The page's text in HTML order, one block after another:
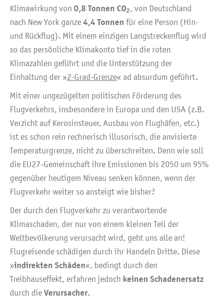
Klimawirkung von 0,8 Tonnen CO2, von Deutschland
nach New York ganze 4,4 Tonnen für eine Person (Hin-
und Rückflug). Mit einem einzigen Langstreckenflug wird
so das persönliche Klimakonto tief in die roten
Klimazahlen geführt und die Unterstützung der
Einhaltung der »2-Grad-Grenze« ad absurdum geführt.
Mit einer ungezügelten politischen Förderung des
Flugverkehrs, insbesondere in Europa und den USA (z.B.
Verzicht auf Kerosinsteuer, Ausbau von Flughäfen, etc.)
ist es schon rein rechnerisch illusorisch, die anvisierte
Temperaturgrenze, nicht zu überschreiten. Denn wie soll
die EU27-Gemeinschaft ihre Emissionen bis 2050 um 95%
gegenüber heutigem Niveau senken können, wenn der
Flugverkehr weiter so ansteigt wie bisher?
Der durch den Flugverkehr zu verantwortende
Klimaschaden, der nur von einem kleinen Teil der
Weltbevölkerung verursacht wird, geht uns alle an!
Flugreisende schädigen durch ihr Handeln Dritte. Diese
»indirekten Schäden«, bedingt durch den
Treibhauseffekt, erfahren jedoch keinen Schadenersatz
durch die Verursacher.